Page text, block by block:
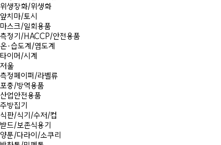
위생장화/위생화
앞치마/토시
마스크/일회용품
측정기/HACCP/안전용품
온·습도계/염도계
타이머/시계
저울
측정페이퍼/라벨류
포충/방역용품
산업안전용품
주방집기
식판/식기/수저/컵
받드/보존식용기
양푼/다라이/소쿠리